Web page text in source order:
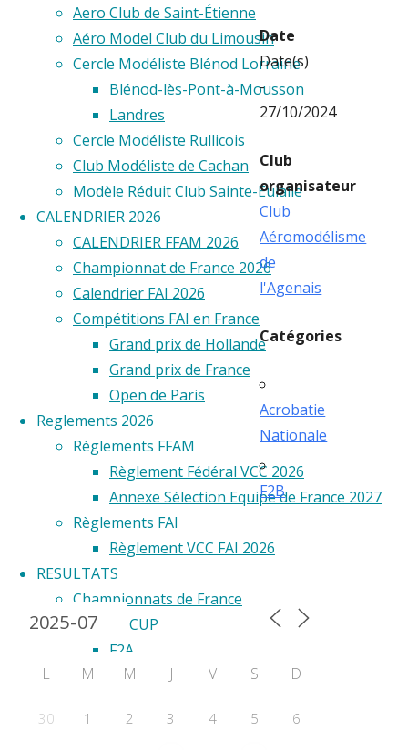
Aero Club de Saint-Étienne
Aéro Model Club du Limousin
Cercle Modéliste Blénod Lorraine
Blénod-lès-Pont-à-Mousson
Landres
Cercle Modéliste Rullicois
Club Modéliste de Cachan
Modèle Réduit Club Sainte-Eulalie
CALENDRIER 2026
CALENDRIER FFAM 2026
Championnat de France 2026
Calendrier FAI 2026
Compétitions FAI en France
Grand prix de Hollande
Grand prix de France
Open de Paris
Reglements 2026
Règlements FFAM
Règlement Fédéral VCC 2026
Annexe Sélection Equipe de France 2027
Règlements FAI
Règlement VCC FAI 2026
RESULTATS
Championnats de France
WORLD CUP
F2A
F2B
F2D
Date
Date(s)
-
27/10/2024
Club
organisateur
Club
Aéromodélisme
de
l'Agenais
Catégories
Acrobatie
Nationale
F2B
Calendrier 2024
L M M J V S D
30 1 2 3 4 5 6